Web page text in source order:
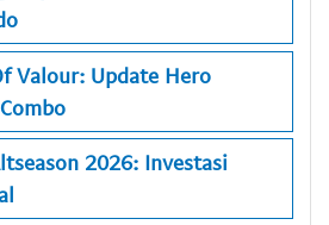
Valour: Update Hero
2026: Investasi